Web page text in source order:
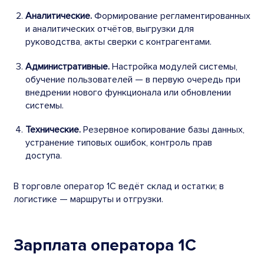
Аналитические. Формирование регламентированных
и аналитических отчётов, выгрузки для
руководства, акты сверки с контрагентами.
Административные. Настройка модулей системы,
обучение пользователей — в первую очередь при
внедрении нового функционала или обновлении
системы.
Технические. Резервное копирование базы данных,
устранение типовых ошибок, контроль прав
доступа.
В торговле оператор 1С ведёт склад и остатки; в
логистике — маршруты и отгрузки.
Зарплата оператора 1С